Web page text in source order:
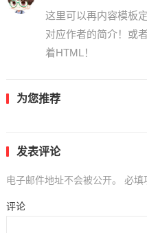
这里可以再内容模板
对应作者的简介！或
着HTML！
为您推荐
发表评论
电子邮件地址不会被公开。 必填
评论